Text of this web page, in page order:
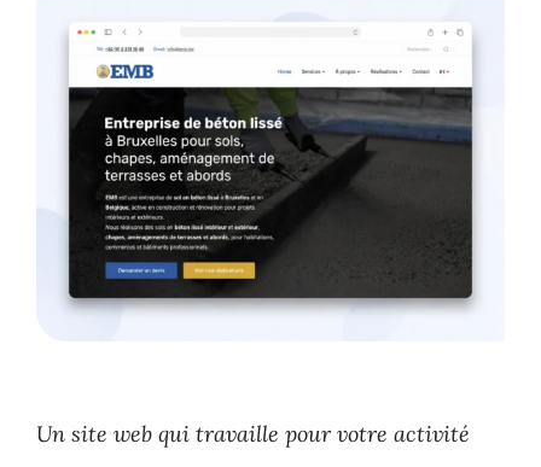
Un site web qui travaille pour votre activité